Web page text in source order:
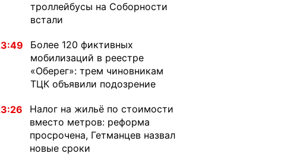
троллейбусы на Соборности
встали
Более 120 фиктивных
мобилизаций в реестре
«Оберег»: трем чиновникам
ТЦК объявили подозрение
Налог на жильё по стоимости
вместо метров: реформа
просрочена, Гетманцев назвал
новые сроки